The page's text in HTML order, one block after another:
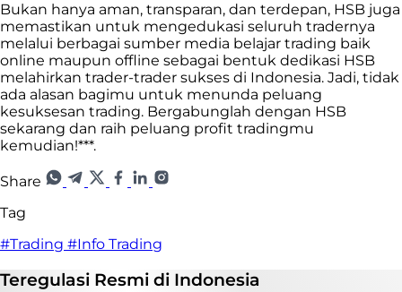
Bukan hanya aman, transparan, dan terdepan, HSB juga
memastikan untuk mengedukasi seluruh tradernya
melalui berbagai sumber media belajar trading baik
online maupun offline sebagai bentuk dedikasi HSB
melahirkan trader-trader sukses di Indonesia. Jadi, tidak
ada alasan bagimu untuk menunda peluang
kesuksesan trading. Bergabunglah dengan HSB
sekarang dan raih peluang profit tradingmu
kemudian!***.
Share
Tag
#Trading #Info Trading
Teregulasi Resmi di Indonesia